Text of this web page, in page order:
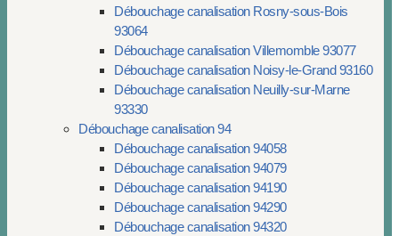
Débouchage canalisation Rosny-sous-Bois
93064
Débouchage canalisation Villemomble 93077
Débouchage canalisation Noisy-le-Grand 93160
Débouchage canalisation Neuilly-sur-Marne
93330
Débouchage canalisation 94
Débouchage canalisation 94058
Débouchage canalisation 94079
Débouchage canalisation 94190
Débouchage canalisation 94290
Débouchage canalisation 94320